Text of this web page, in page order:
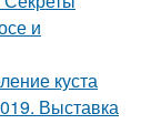
и
куста
Выставка